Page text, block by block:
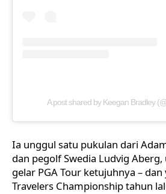
A post shared by Keegan Bradley
Ia unggul satu pukulan dari
dan pegolf Swedia Ludvig
gelar PGA Tour ketujuhnya –
Travelers Championship tahun